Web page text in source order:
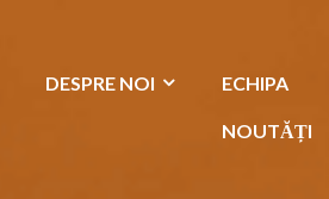
DESPRE NOI ECHIPA
NOUTĂȚI